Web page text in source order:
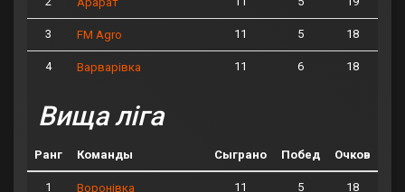
3 FM Agro 11 5 18
4 Варварівка 11 6 18
Вища ліга
Ранг Команды Сыграно Побед Очков
1 Воронівка 11 5 18